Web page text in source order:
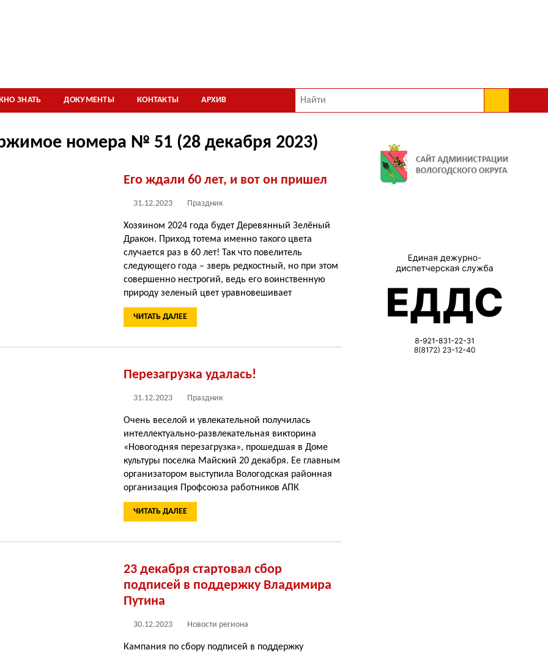
ЗНАТЬ ДОКУМЕНТЫ КОНТАКТЫ АРХИВ
номера № 51 (28 декабря 2023)
Его ждали 60 лет, и вот он пришел
31.12.2023 Праздник
Хозяином 2024 года будет Деревянный Зелёный
Дракон. Приход тотема именно такого цвета
случается раз в 60 лет! Так что повелитель
следующего года – зверь редкостный, но при этом
совершенно нестрогий, ведь его воинственную
природу зеленый цвет уравновешивает
ЧИТАТЬ ДАЛЕЕ
Перезагрузка удалась!
31.12.2023 Праздник
Очень веселой и увлекательной получилась
интеллектуально-развлекательная викторина
«Новогодняя перезагрузка», прошедшая в Доме
культуры поселка Майский 20 декабря. Ее главным
организатором выступила Вологодская районная
организация Профсоюза работников АПК
ЧИТАТЬ ДАЛЕЕ
23 декабря стартовал сбор
подписей в поддержку Владимира
Путина
30.12.2023 Новости региона
Кампания по сбору подписей в поддержку